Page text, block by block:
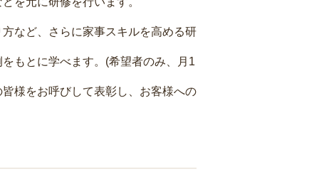
など、さらに家事スキルを高める研
もとに学べます。(希望者のみ、月1
様をお呼びして表彰し、お客様への